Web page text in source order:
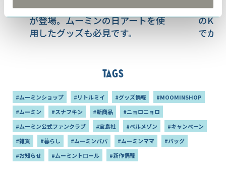
夏にぴったりな涼しげなアイテム
が登場。ムーミンの日アートを使
用したグッズも必見です。
【
の
でか
Tags
#ムーミンショップ #リトルミイ #グッズ情報
#MOOMINSHOP
#ムーミン
#スナフキン #新商品
#ニョロニョロ
#ムーミン公式ファンクラブ
#宝島社 #ベルメゾン
#キャンペーン
#雑貨
#暮らし #ムーミンパパ #ムーミンママ
#バッグ
#お知らせ
#ムーミントロール #新作情報